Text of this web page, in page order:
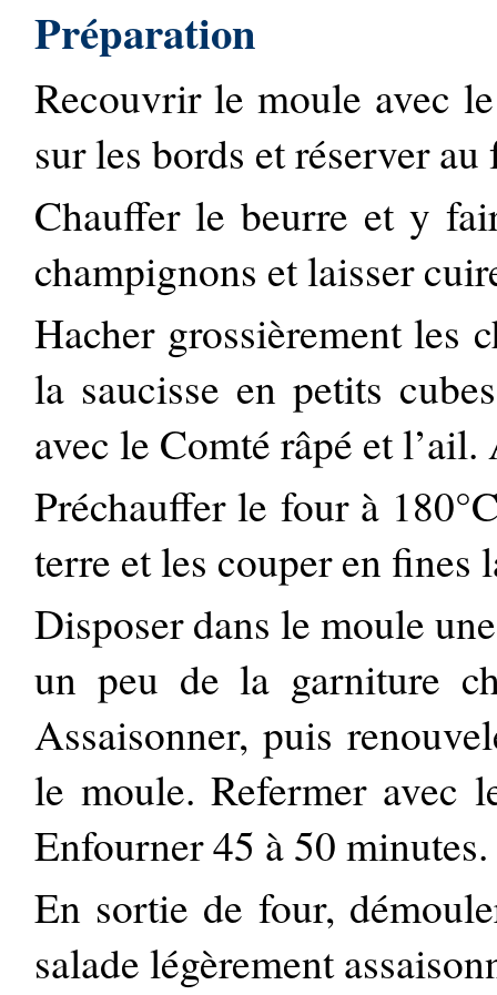
Préparation
Recouvrir le moule avec
sur les bords et réserver
Chauffer le beurre et y
champignons et laisser
Hacher grossièrement les
la saucisse en petits
avec le Comté râpé et
Préchauffer le four à
terre et les couper en fines
Disposer dans le moule
un peu de la garniture
Assaisonner, puis
le moule. Refermer avec
Enfourner 45 à 50 minutes.
En sortie de four,
salade légèrement